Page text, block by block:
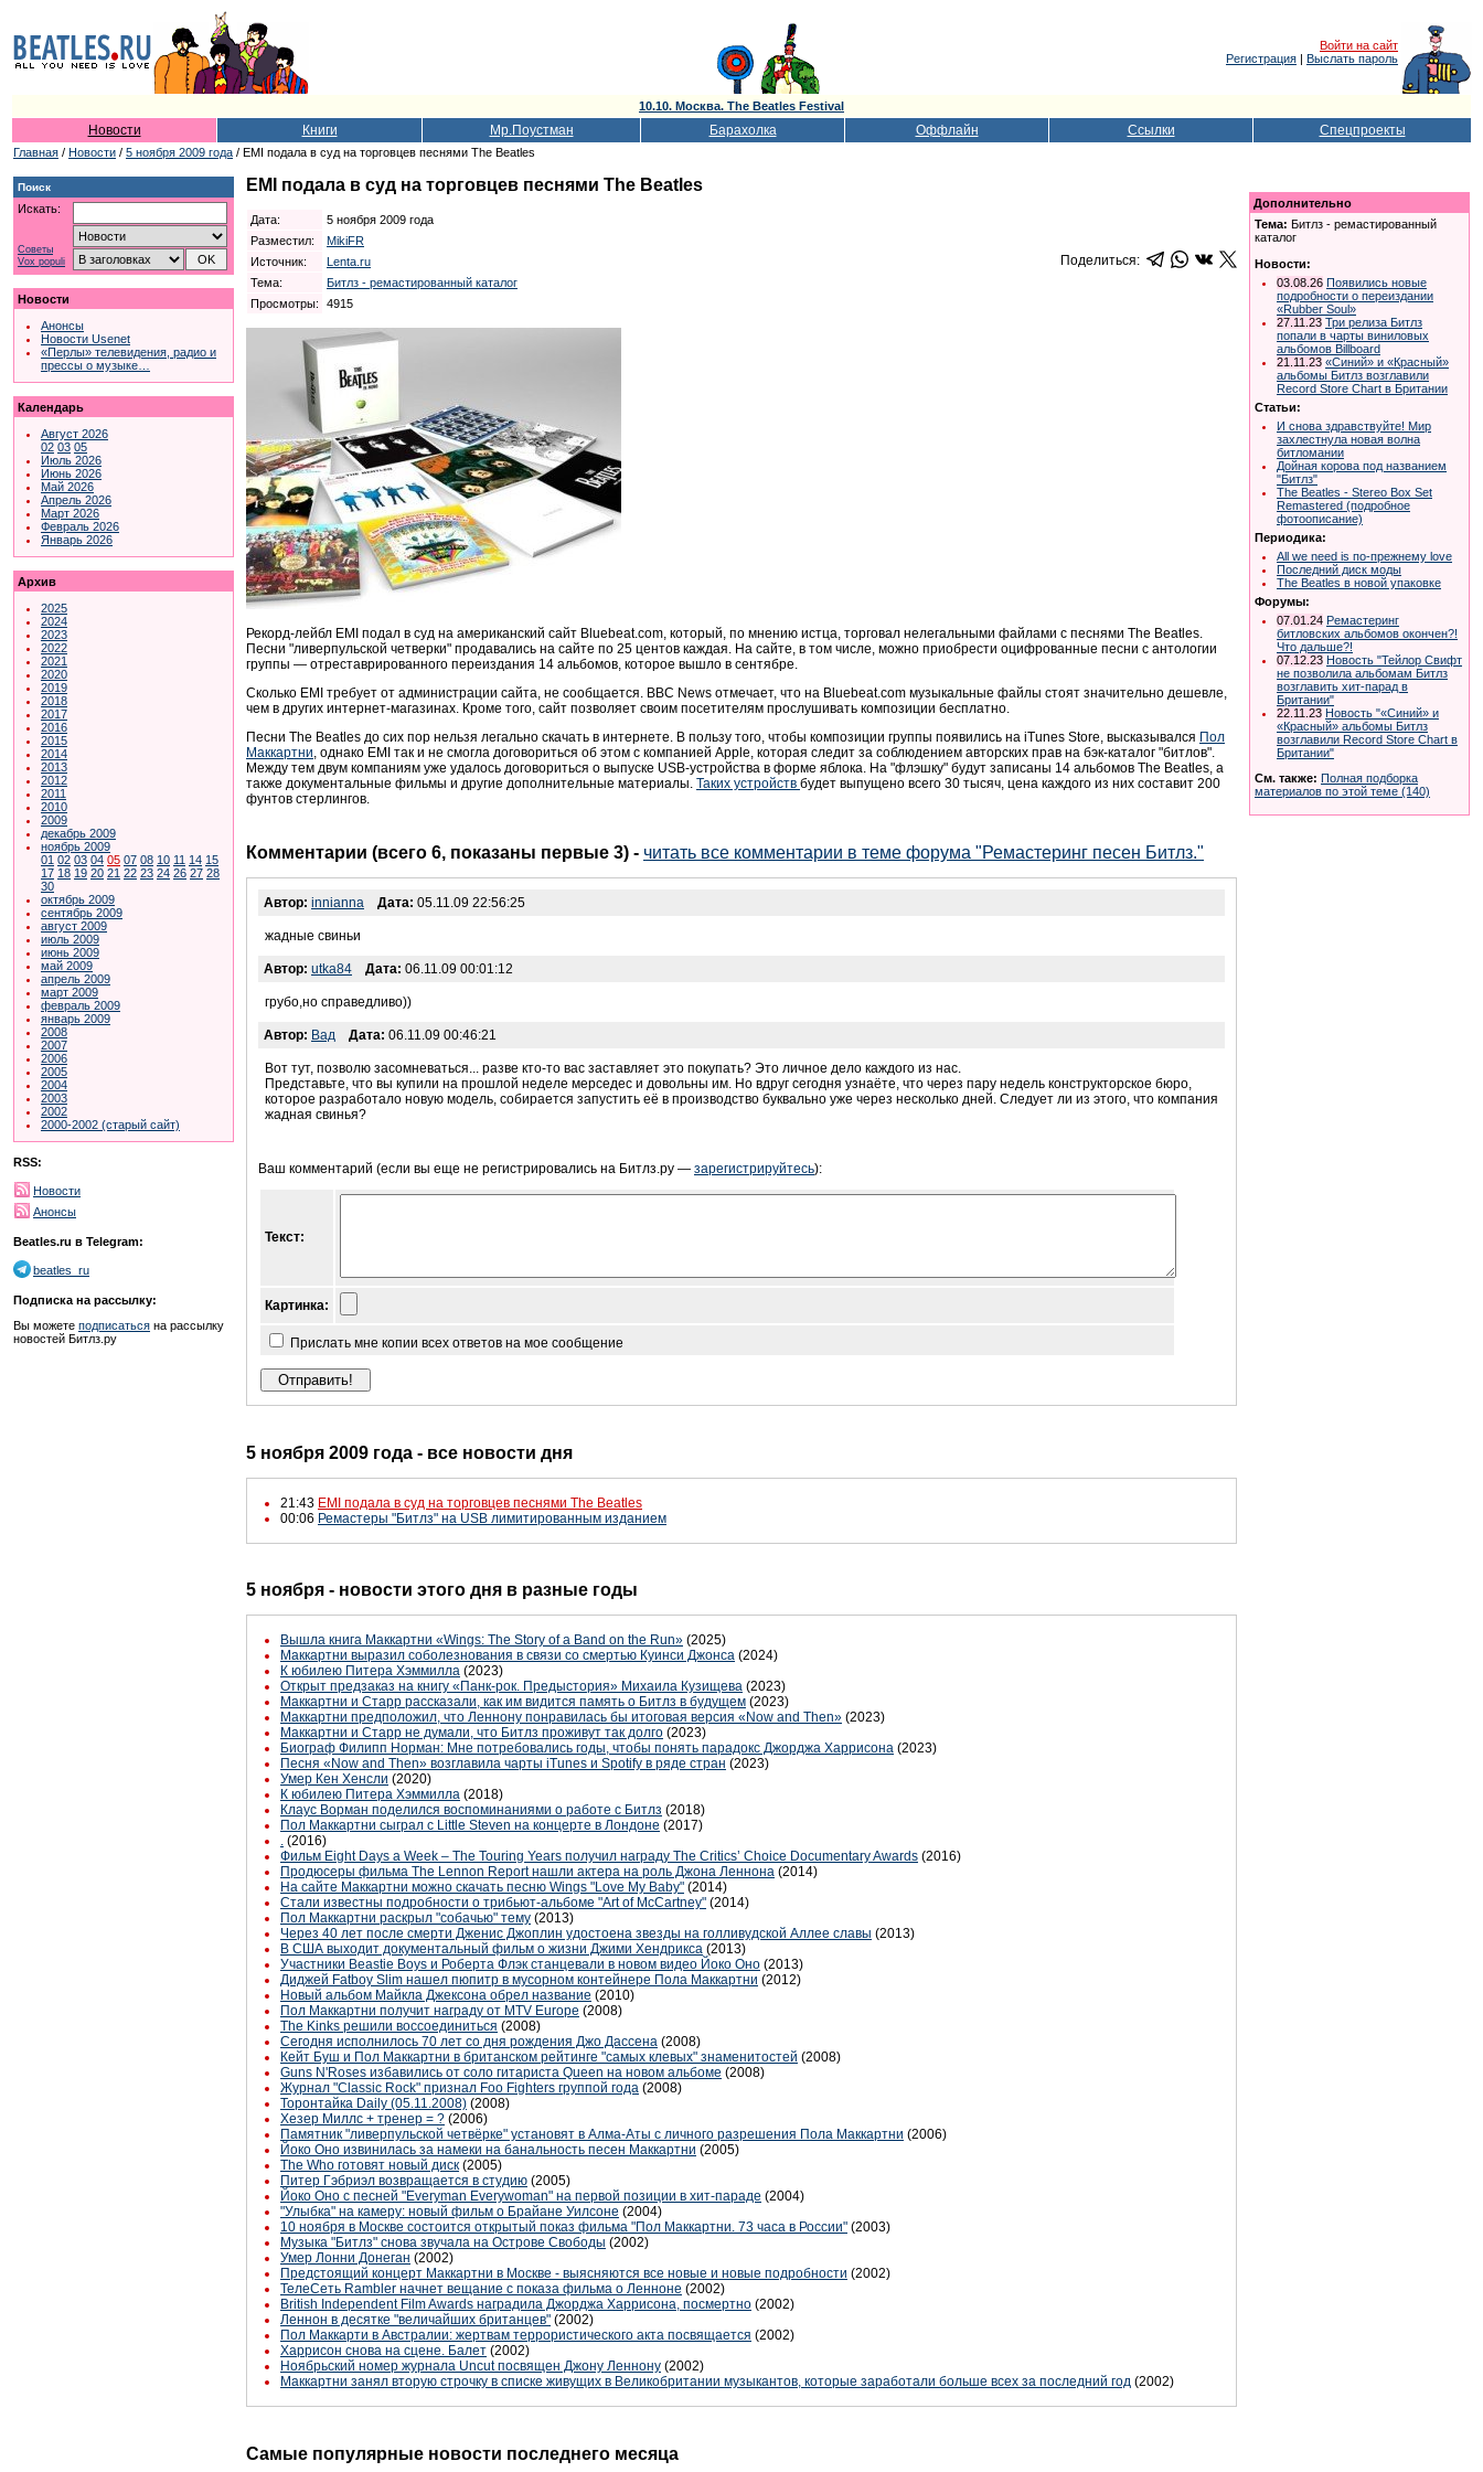
Войти на сайт
Регистрация | Выслать пароль
10.10. Москва. The Beatles Festival
Новости Книги Мр.Поустман Барахолка Оффлайн Ссылки Спецпроекты
Главная / Новости / 5 ноября 2009 года / EMI подала в суд на торговцев песнями The Beatles
Поиск
Искать:
Советы
Vox populi
Новости
Анонсы
Новости Usenet
«Перлы» телевидения, радио и
прессы о музыке…
Календарь
Август 2026
02 03 05
Июль 2026
Июнь 2026
Май 2026
Апрель 2026
Март 2026
Февраль 2026
Январь 2026
Архив
2025
2024
2023
2022
2021
2020
2019
2018
2017
2016
2015
2014
2013
2012
2011
2010
2009
декабрь 2009
ноябрь 2009
01 02 03 04 05 07 08 10 11 14 15
17 18 19 20 21 22 23 24 26 27 28
30
октябрь 2009
сентябрь 2009
август 2009
июль 2009
июнь 2009
май 2009
апрель 2009
март 2009
февраль 2009
январь 2009
2008
2007
2006
2005
2004
2003
2002
2000-2002 (старый сайт)
RSS:
Новости
Анонсы
Beatles.ru в Telegram:
beatles_ru
Подписка на рассылку:
Вы можете подписаться на рассылку
новостей Битлз.ру
EMI подала в суд на торговцев песнями The Beatles
Дата:
5 ноября 2009 года
Разместил:
MikiFR
Источник:
Lenta.ru
Тема:
Битлз - ремастированный каталог
Просмотры:
4915
Поделиться:
Рекорд-лейбл EMI подал в суд на американский сайт Bluebeat.com, который, по мнению истца, торговал нелегальными файлами с песнями The Beatles.
Песни "ливерпульской четверки" продавались на сайте по 25 центов каждая. На сайте, в том числе, можно приобрести оцифрованные песни с антологии
группы — отреставрированного переиздания 14 альбомов, которое вышло в сентябре.
Сколько EMI требует от администрации сайта, не сообщается. BBC News отмечает, что на Bluebeat.com музыкальные файлы стоят значительно дешевле,
чем в других интернет-магазинах. Кроме того, сайт позволяет своим посетителям прослушивать композиции бесплатно.
Песни The Beatles до сих пор нельзя легально скачать в интернете. В пользу того, чтобы композиции группы появились на iTunes Store, высказывался Пол
Маккартни , однако EMI так и не смогла договориться об этом с компанией Apple, которая следит за соблюдением авторских прав на бэк-каталог "битлов".
Между тем двум компаниям уже удалось договориться о выпуске USB-устройства в форме яблока. На "флэшку" будут записаны 14 альбомов The Beatles, а
также документальные фильмы и другие дополнительные материалы. Таких устройств будет выпущено всего 30 тысяч, цена каждого из них составит 200
фунтов стерлингов.
Комментарии (всего 6, показаны первые 3) - читать все комментарии в теме форума "Ремастеринг песен Битлз."
Автор: innianna Дата: 05.11.09 22:56:25
жадные свиньи
Автор: utka84 Дата: 06.11.09 00:01:12
грубо,но справедливо))
Автор: Вад Дата: 06.11.09 00:46:21
Вот тут, позволю засомневаться... разве кто-то вас заставляет это покупать? Это личное дело каждого из нас.
Представьте, что вы купили на прошлой неделе мерседес и довольны им. Но вдруг сегодня узнаёте, что через пару недель конструкторское бюро,
которое разработало новую модель, собирается запустить её в производство буквально уже через несколько дней. Следует ли из этого, что компания
жадная свинья?
Ваш комментарий (если вы еще не регистрировались на Битлз.ру — зарегистрируйтесь):
Текст:
Картинка:
Прислать мне копии всех ответов на мое сообщение
5 ноября 2009 года - все новости дня
21:43 EMI подала в суд на торговцев песнями The Beatles
00:06 Ремастеры "Битлз" на USB лимитированным изданием
5 ноября - новости этого дня в разные годы
Вышла книга Маккартни «Wings: The Story of a Band on the Run» (2025)
Маккартни выразил соболезнования в связи со смертью Куинси Джонса (2024)
К юбилею Питера Хэммилла (2023)
Открыт предзаказ на книгу «Панк-рок. Предыстория» Михаила Кузищева (2023)
Маккартни и Старр рассказали, как им видится память о Битлз в будущем (2023)
Маккартни предположил, что Леннону понравилась бы итоговая версия «Now and Then» (2023)
Маккартни и Старр не думали, что Битлз проживут так долго (2023)
Биограф Филипп Норман: Мне потребовались годы, чтобы понять парадокс Джорджа Харрисона (2023)
Песня «Now and Then» возглавила чарты iTunes и Spotify в ряде стран (2023)
Умер Кен Хенсли (2020)
К юбилею Питера Хэммилла (2018)
Клаус Ворман поделился воспоминаниями о работе с Битлз (2018)
Пол Маккартни сыграл с Little Steven на концерте в Лондоне (2017)
. (2016)
Фильм Eight Days a Week – The Touring Years получил награду The Critics’ Choice Documentary Awards (2016)
Продюсеры фильма The Lennon Report нашли актера на роль Джона Леннона (2014)
На сайте Маккартни можно скачать песню Wings "Love My Baby" (2014)
Стали известны подробности о трибьют-альбоме "Art of McCartney" (2014)
Пол Маккартни раскрыл "собачью" тему (2013)
Через 40 лет после смерти Дженис Джоплин удостоена звезды на голливудской Аллее славы (2013)
В США выходит документальный фильм о жизни Джими Хендрикса (2013)
Участники Beastie Boys и Роберта Флэк станцевали в новом видео Йоко Оно (2013)
Диджей Fatboy Slim нашел пюпитр в мусорном контейнере Пола Маккартни (2012)
Новый альбом Майкла Джексона обрел название (2010)
Пол Маккартни получит награду от MTV Europe (2008)
The Kinks решили воссоединиться (2008)
Сегодня исполнилось 70 лет со дня рождения Джо Дассена (2008)
Кейт Буш и Пол Маккартни в британском рейтинге "самых клевых" знаменитостей (2008)
Guns N'Roses избавились от соло гитариста Queen на новом альбоме (2008)
Журнал "Classic Rock" признал Foo Fighters группой года (2008)
Торонтайка Daily (05.11.2008) (2008)
Хезер Миллс + тренер = ? (2006)
Памятник "ливерпульской четвёрке" установят в Алма-Аты с личного разрешения Пола Маккартни (2006)
Йоко Оно извинилась за намеки на банальность песен Маккартни (2005)
The Who готовят новый диск (2005)
Питер Гэбриэл возвращается в студию (2005)
Йоко Оно с песней "Everyman Everywoman" на первой позиции в хит-параде (2004)
"Улыбка" на камеру: новый фильм о Брайане Уилсоне (2004)
10 ноября в Москве состоится открытый показ фильма "Пол Маккартни. 73 часа в России" (2003)
Музыка "Битлз" снова звучала на Острове Свободы (2002)
Умер Лонни Донеган (2002)
Предстоящий концерт Маккартни в Москве - выясняются все новые и новые подробности (2002)
ТелеСеть Rambler начнет вещание с показа фильма о Ленноне (2002)
British Independent Film Awards наградила Джорджа Харрисона, посмертно (2002)
Леннон в десятке "величайших британцев" (2002)
Пол Маккарти в Австралии: жертвам террористического акта посвящается (2002)
Харрисон снова на сцене. Балет (2002)
Ноябрьский номер журнала Uncut посвящен Джону Леннону (2002)
Маккартни занял вторую строчку в списке живущих в Великобритании музыкантов, которые заработали больше всех за последний год (2002)
Самые популярные новости последнего месяца
Дополнительно
Тема: Битлз - ремастированный
каталог
Новости:
03.08.26 Появились новые
подробности о переиздании
«Rubber Soul»
27.11.23 Три релиза Битлз
попали в чарты виниловых
альбомов Billboard
21.11.23 «Синий» и «Красный»
альбомы Битлз возглавили
Record Store Chart в Британии
Статьи:
И снова здравствуйте! Мир
захлестнула новая волна
битломании
Дойная корова под названием
"Битлз"
The Beatles - Stereo Box Set
Remastered (подробное
фотоописание)
Периодика:
All we need is по-прежнему love
Последний диск моды
The Beatles в новой упаковке
Форумы:
07.01.24 Ремастеринг
битловских альбомов окончен?!
Что дальше?!
07.12.23 Новость "Тейлор Свифт
не позволила альбомам Битлз
возглавить хит-парад в
Британии"
22.11.23 Новость "«Синий» и
«Красный» альбомы Битлз
возглавили Record Store Chart в
Британии"
См. также: Полная подборка
материалов по этой теме (140)